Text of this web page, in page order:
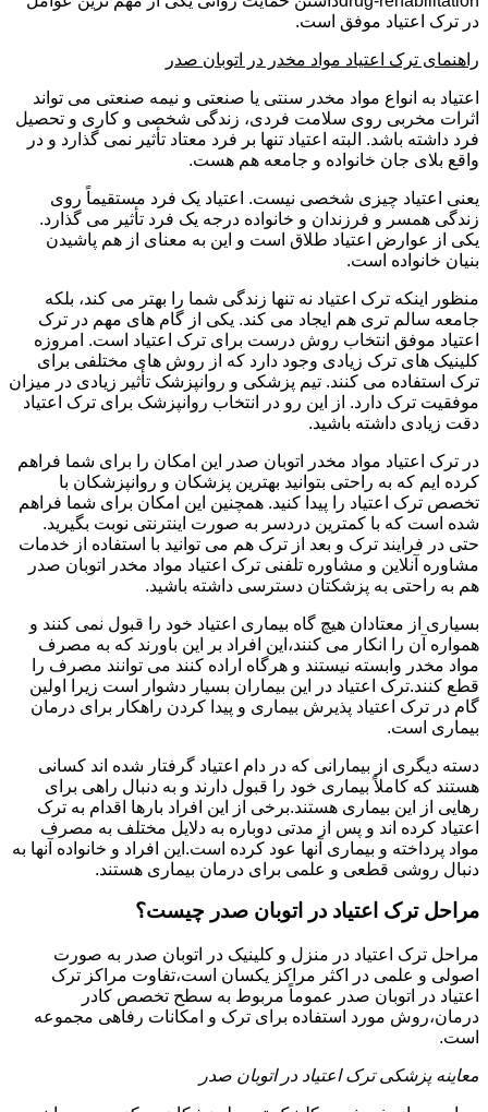
در ترک اعتیاد موفق است.
راهنمای ترک اعتیاد مواد مخدر در اتوبان صدر
اعتیاد به انواع مواد مخدر سنتی یا صنعتی و نیمه صنعتی می تواند
اثرات مخربی روی سلامت فردی، زندگی شخصی و کاری و تحصیل
فرد داشته باشد. البته اعتیاد تنها بر فرد معتاد تأثیر نمی گذارد و در
واقع بلای جان خانواده و جامعه هم هست.
یعنی اعتیاد چیزی شخصی نیست. اعتیاد یک فرد مستقیماً روی
زندگی همسر و فرزندان و خانواده درجه یک فرد تأثیر می گذارد.
یکی از عوارض اعتیاد طلاق است و این به معنای از هم پاشیدن
بنیان خانواده است.
منظور اینکه ترک اعتیاد نه تنها زندگی شما را بهتر می کند، بلکه
جامعه سالم تری هم ایجاد می کند. یکی از گام های مهم در ترک
اعتیاد موفق انتخاب روش درست برای ترک اعتیاد است. امروزه
کلینیک های ترک زیادی وجود دارد که از روش های مختلفی برای
ترک استفاده می کنند. تیم پزشکی و روانپزشک تأثیر زیادی در میزان
موفقیت ترک دارد. از این رو در انتخاب روانپزشک برای ترک اعتیاد
دقت زیادی داشته باشید.
در ترک اعتیاد مواد مخدر اتوبان صدر این امکان را برای شما فراهم
کرده ایم که به راحتی بتوانید بهترین پزشکان و روانپزشکان با
تخصص ترک اعتیاد را پیدا کنید. همچنین این امکان برای شما فراهم
شده است که با کمترین دردسر به صورت اینترنتی نوبت بگیرید.
حتی در فرایند ترک و بعد از ترک هم می توانید با استفاده از خدمات
مشاوره آنلاین و مشاوره تلفنی ترک اعتیاد مواد مخدر اتوبان صدر
هم به راحتی به پزشکتان دسترسی داشته باشید.
بسیاری از معتادان هیچ گاه بیماری اعتیاد خود را قبول نمی کنند و
همواره آن را انکار می کنند،این افراد بر این باورند که به مصرف
مواد مخدر وابسته نیستند و هرگاه اراده کنند می توانند مصرف را
قطع کنند.ترک اعتیاد در این بیماران بسیار دشوار است زیرا اولین
گام در ترک اعتیاد پذیرش بیماری و پیدا کردن راهکار برای درمان
بیماری است.
دسته دیگری از بیمارانی که در دام اعتیاد گرفتار شده اند کسانی
هستند که کاملاً بیماری خود را قبول دارند و به دنبال راهی برای
رهایی از این بیماری هستند.برخی از این افراد بارها اقدام به ترک
اعتیاد کرده اند و پس از مدتی دوباره به دلایل مختلف به مصرف
مواد پرداخته و بیماری آنها عود کرده است.این افراد و خانواده آنها به
دنبال روشی قطعی و علمی برای درمان بیماری هستند.
مراحل ترک اعتیاد در اتوبان صدر چیست؟
مراحل ترک اعتیاد در منزل و کلینیک در اتوبان صدر به صورت
اصولی و علمی در اکثر مراکز یکسان است،تفاوت مراکز ترک
اعتیاد در اتوبان صدر عموماً مربوط به سطح تخصص کادر
درمان،روش مورد استفاده برای ترک و امکانات رفاهی مجموعه
است.
معاینه پزشکی ترک اعتیاد در اتوبان صدر